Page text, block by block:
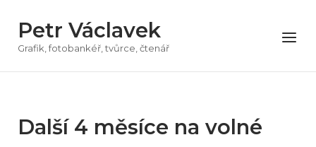
obsah
Petr Václavek
Grafik, fotobankéř, tvůrce, čtenář
Menu
Další 4 měsíce na volné